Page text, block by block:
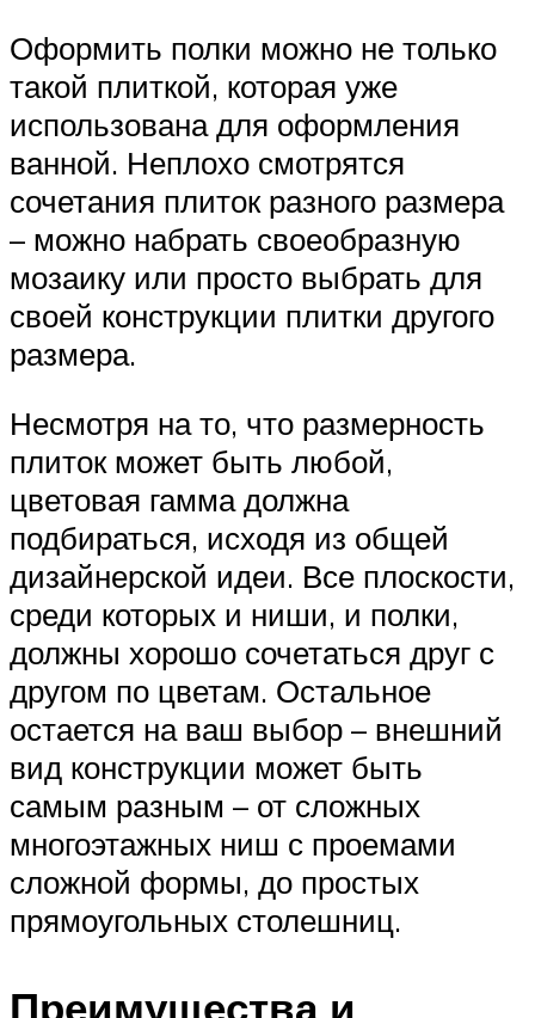
Оформить полки можно не только
такой плиткой, которая уже
использована для оформления
ванной. Неплохо смотрятся
сочетания плиток разного размера
– можно набрать своеобразную
мозаику или просто выбрать для
своей конструкции плитки другого
размера.
Несмотря на то, что размерность
плиток может быть любой,
цветовая гамма должна
подбираться, исходя из общей
дизайнерской идеи. Все плоскости,
среди которых и ниши, и полки,
должны хорошо сочетаться друг с
другом по цветам. Остальное
остается на ваш выбор – внешний
вид конструкции может быть
самым разным – от сложных
многоэтажных ниш с проемами
сложной формы, до простых
прямоугольных столешниц.
Преимущества и